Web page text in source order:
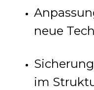
neue
im